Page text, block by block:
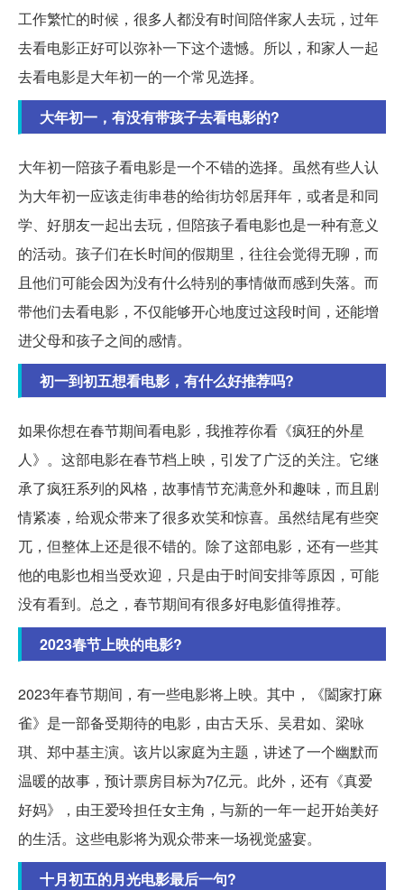
工作繁忙的时候，很多人都没有时间陪伴家人去玩，过年
去看电影正好可以弥补一下这个遗憾。所以，和家人一起
去看电影是大年初一的一个常见选择。
大年初一，有没有带孩子去看电影的?
大年初一陪孩子看电影是一个不错的选择。虽然有些人认
为大年初一应该走街串巷的给街坊邻居拜年，或者是和同
学、好朋友一起出去玩，但陪孩子看电影也是一种有意义
的活动。孩子们在长时间的假期里，往往会觉得无聊，而
且他们可能会因为没有什么特别的事情做而感到失落。而
带他们去看电影，不仅能够开心地度过这段时间，还能增
进父母和孩子之间的感情。
初一到初五想看电影，有什么好推荐吗?
如果你想在春节期间看电影，我推荐你看《疯狂的外星
人》。这部电影在春节档上映，引发了广泛的关注。它继
承了疯狂系列的风格，故事情节充满意外和趣味，而且剧
情紧凑，给观众带来了很多欢笑和惊喜。虽然结尾有些突
兀，但整体上还是很不错的。除了这部电影，还有一些其
他的电影也相当受欢迎，只是由于时间安排等原因，可能
没有看到。总之，春节期间有很多好电影值得推荐。
2023春节上映的电影?
2023年春节期间，有一些电影将上映。其中，《闔家打麻
雀》是一部备受期待的电影，由古天乐、吴君如、梁咏
琪、郑中基主演。该片以家庭为主题，讲述了一个幽默而
温暖的故事，预计票房目标为7亿元。此外，还有《真爱
好妈》，由王爱玲担任女主角，与新的一年一起开始美好
的生活。这些电影将为观众带来一场视觉盛宴。
十月初五的月光电影最后一句?